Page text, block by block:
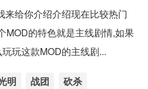
来给你介绍介绍现在比较热门
MOD的特色就是主线剧情,如果
玩这款MOD的主线剧...
明 战团 砍杀